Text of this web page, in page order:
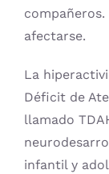
afectarse.
La
Déficit de
llamado
infantil y